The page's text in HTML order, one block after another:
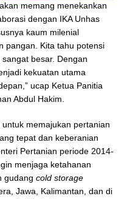
memang menekankan
dengan IKA Unhas
kaum milenial
pangan. Kita tahu potensi
besar. Dengan
kekuatan utama
ucap Ketua Panitia
Abdul Hakim.
memajukan pertanian
tepat dan keberanian
Pertanian periode 2014-
menjaga ketahanan
gudang cold storage
Jawa, Kalimantan, dan di